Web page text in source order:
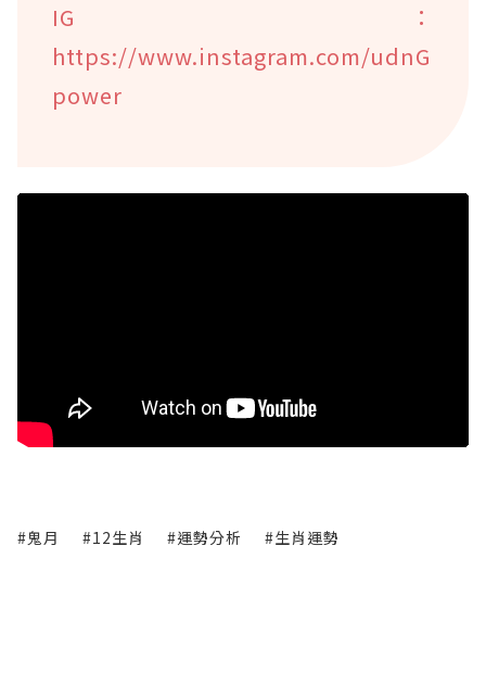
IG：
https://www.instagram.com/udnG
power
#鬼月 #12生肖 #運勢分析 #生肖運勢